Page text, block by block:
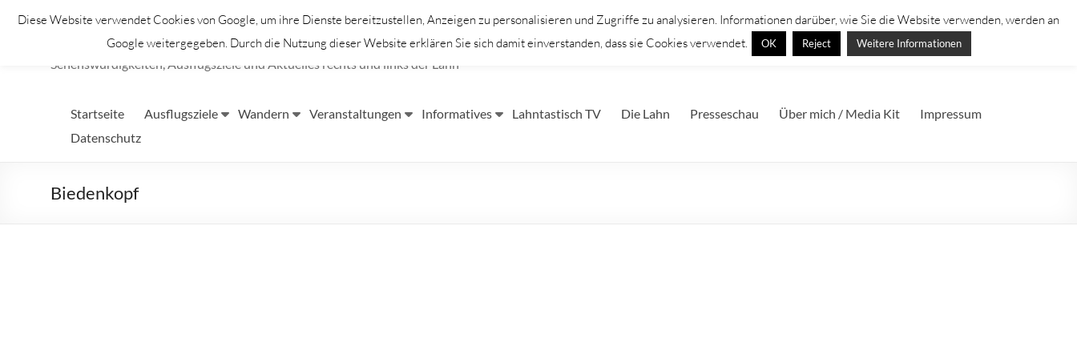
Inhalt
Lahntastisch
Sehenswürdigkeiten, Ausflugsziele und Aktuelles rechts und links der Lahn
Startseite Ausflugsziele Wandern Veranstaltungen Informatives Lahntastisch TV Die Lahn Presseschau Über mich / Media Kit
Impressum
Datenschutz
Biedenkopf
Diese Website verwendet Cookies von Google, um ihre Dienste bereitzustellen, Anzeigen zu personalisieren und Zugriffe zu analysieren. Informationen darüber, wie Sie die Website verwenden, werden an
Google weitergegeben. Durch die Nutzung dieser Website erklären Sie sich damit einverstanden, dass sie Cookies verwendet.
OK Reject Weitere Informationen